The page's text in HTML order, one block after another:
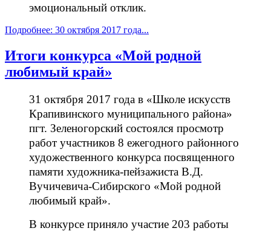
эмоциональный отклик.
Подробнее: 30 октября 2017 года...
Итоги конкурса «Мой родной
любимый край»
31 октября 2017 года в «Школе искусств
Крапивинского муниципального района»
пгт. Зеленогорский состоялся просмотр
работ участников 8 ежегодного районного
художественного конкурса посвященного
памяти художника-пейзажиста В.Д.
Вучичевича-Сибирского «Мой родной
любимый край».
В конкурсе приняло участие 203 работы